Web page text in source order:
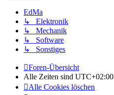
EdMa
↳ Elektronik
↳ Mechanik
↳ Software
↳ Sonstiges
Foren-Übersicht
Alle Zeiten sind UTC+02:00
Alle Cookies löschen